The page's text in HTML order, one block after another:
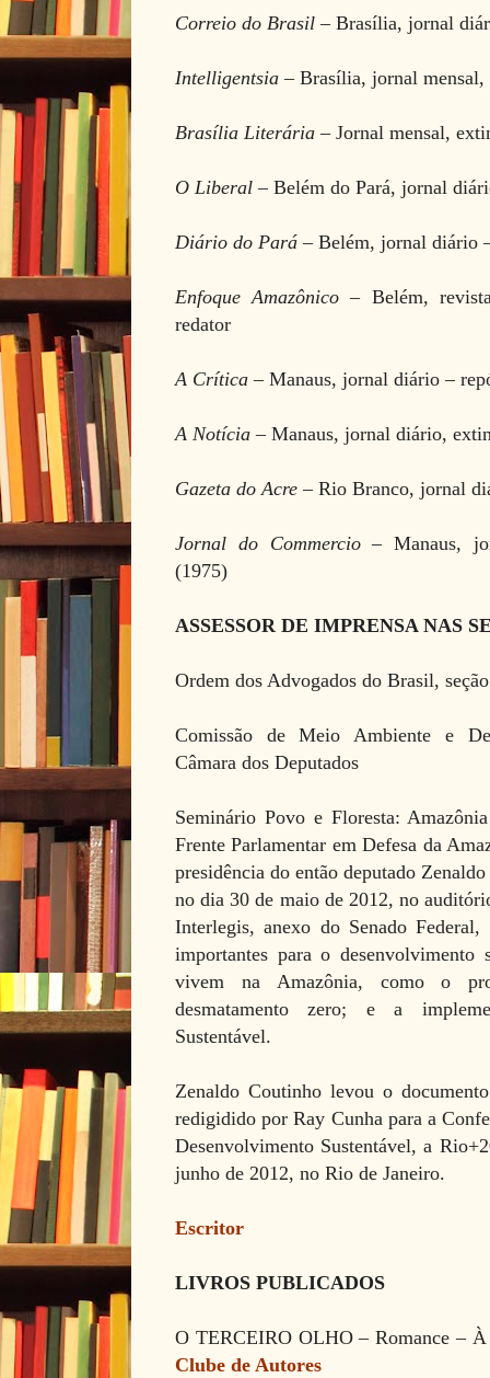
Correio do Brasil – Brasília, jornal
Intelligentsia – Brasília, jornal
Brasília Literária– Jornal mensal,
O Liberal– Belém do Pará, jornal
Diário do Pará– Belém, jornal diário
Enfoque Amazônico – Belém,
redator
A Crítica – Manaus, jornal diário–
A Notícia– Manaus, jornal diário,
Gazeta do Acre – Rio Branco, jornal
Jornal do Commercio– Manaus,
(1975)
ASSESSOR DE IMPRENSA NAS
Ordem dos Advogados do Brasil,
Comissão de Meio Ambiente e
Câmara dos Deputados
Seminário Povo e Floresta:
Frente Parlamentar em Defesa da
presidência do então deputado
no dia 30 de maio de 2012, no
Interlegis, anexo do Senado
importantes para o desenvolvimento
vivem na Amazônia, como o
desmatamento zero; e a
Sustentável.
Zenaldo Coutinho levou o
redigidido por Ray Cunha para a
Desenvolvimento Sustentável, a
junho de 2012, no Rio de Janeiro.
Escritor
LIVROS PUBLICADOS
O TERCEIRO OLHO – Romance– À
Clube de Autores